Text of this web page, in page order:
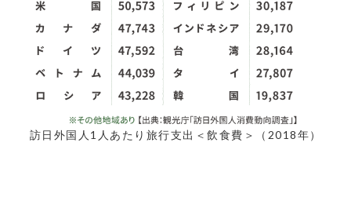
訪日外国人1人あたり旅行支出＜飲食費＞（2018年）